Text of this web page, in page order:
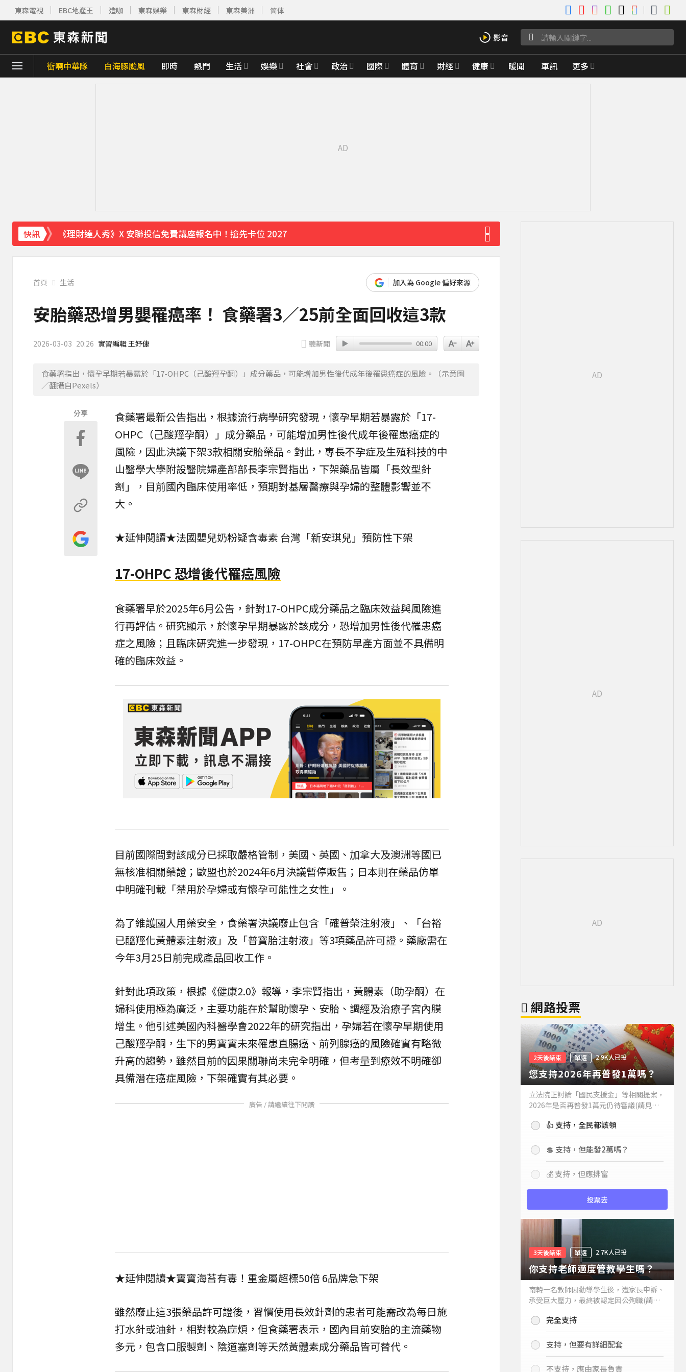
東森電視 EBC地產王 造咖 東森娛樂 東森財經 東森美洲 简体
衝啊中華隊 白海豚颱風 即時 熱門 生活 娛樂 社會 政治 國際 體育 財經 健康 暖聞 車訊 更多
快訊
《理財達人秀》X 安聯投信免費講座報名中！搶先卡位 2027
首頁 生活 加入為 Google 偏好來源
安胎藥恐增男嬰罹癌率！ 食藥署3∕25前全面回收這3款
2026-03-03 20:26 實習編輯 王妤倢 聽新聞 00:00
食藥署指出，懷孕早期若暴露於「17-OHPC（己酸羥孕酮）」成分藥品，可能增加男性後代成年後罹患癌症的風險。（示意圖
／翻攝自Pexels）
分享 食藥署最新公告指出，根據流行病學研究發現，懷孕早期若暴露於「17-
OHPC（己酸羥孕酮）」成分藥品，可能增加男性後代成年後罹患癌症的
風險，因此決議下架3款相關安胎藥品。對此，專長不孕症及生殖科技的中
山醫學大學附設醫院婦產部部長李宗賢指出，下架藥品皆屬「長效型針
劑」，目前國內臨床使用率低，預期對基層醫療與孕婦的整體影響並不
大。
★延伸閱讀★法國嬰兒奶粉疑含毒素 台灣「新安琪兒」預防性下架
17-OHPC 恐增後代罹癌風險
食藥署早於2025年6月公告，針對17-OHPC成分藥品之臨床效益與風險進
行再評估。研究顯示，於懷孕早期暴露於該成分，恐增加男性後代罹患癌
症之風險；且臨床研究進一步發現，17-OHPC在預防早產方面並不具備明
確的臨床效益。
目前國際間對該成分已採取嚴格管制，美國、英國、加拿大及澳洲等國已
無核准相關藥證；歐盟也於2024年6月決議暫停販售；日本則在藥品仿單
中明確刊載「禁用於孕婦或有懷孕可能性之女性」。
為了維護國人用藥安全，食藥署決議廢止包含「確普榮注射液」、「台裕
已醯羥化黃體素注射液」及「普寶胎注射液」等3項藥品許可證。藥廠需在
今年3月25日前完成產品回收工作。
針對此項政策，根據《健康2.0》報導，李宗賢指出，黃體素（助孕酮）在
婦科使用極為廣泛，主要功能在於幫助懷孕、安胎、調經及治療子宮內膜
增生。他引述美國內科醫學會2022年的研究指出，孕婦若在懷孕早期使用
己酸羥孕酮，生下的男寶寶未來罹患直腸癌、前列腺癌的風險確實有略微
升高的趨勢，雖然目前的因果關聯尚未完全明確，但考量到療效不明確卻
具備潛在癌症風險，下架確實有其必要。
廣告 / 請繼續往下閱讀
★延伸閱讀★寶寶海苔有毒！重金屬超標50倍 6品牌急下架
雖然廢止這3張藥品許可證後，習慣使用長效針劑的患者可能需改為每日施
打水針或油針，相對較為麻煩，但食藥署表示，國內目前安胎的主流藥物
多元，包含口服製劑、陰道塞劑等天然黃體素成分藥品皆可替代。
網路投票
2天後結束 單選 2.9K人已投
您支持2026年再普發1萬嗎？
立法院正討論「國民支援金」等相關提案，
2026年是否再普發1萬元仍待審議(請見下
持嗎？👍 支持，全民都該領
💲 支持，但能發2萬嗎？
💰 支持，但應排富
投票去
3天後結束 單選 2.7K人已投
你支持老師適度管教學生嗎？
南韓一名教師因勸導學生後，遭家長申訴、
承受巨大壓力，最終被認定因公殉職(請見
你支持老師適度管教學生嗎？
完全支持
支持，但要有詳細配套
不支持，應由家長負責